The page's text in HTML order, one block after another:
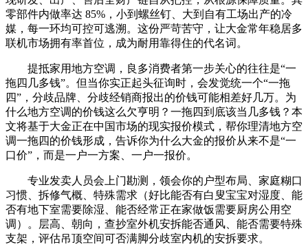
零部件内做率达 85%，小到螺丝钉、大到自有工场出产的冷
媒，每一环均可控可逃溯。这份严苛苦守，让大金常年稳居多
联机市场拥有率首位，成为耐用靠得住的代名词。
提抵家用地方空调，良多消费者第一步关心的往往是“一
拖四几多钱”。但当你实正起头征询时，会发觉统一个“一拖
四”，分歧品牌、分歧经销商报出的价钱可能相差好几万。为
什么地方空调的价钱这么欠亨明？一拖四到底该当几多钱？本
文将基于大金正在中国市场的现实报价模式，帮你理清地方空
调一拖四的价钱形成，告诉你为什么大金的报价从来不是“一
口价”，而是一户一方案、一户一报价。
专业发卖人员会上门勘测，领会你的户型布局、家庭糊口
习惯、拆修气概、特殊需求（好比能否有白叟宝宝对湿度、能
否有地下室需要除湿、能否经常正在家做饭需要厨房公用空
调）。层高、朝向，查抄室外机安拆能否通风、能否需要特殊
支架，评估吊顶空间可否满脚分歧室内机的安拆要求。